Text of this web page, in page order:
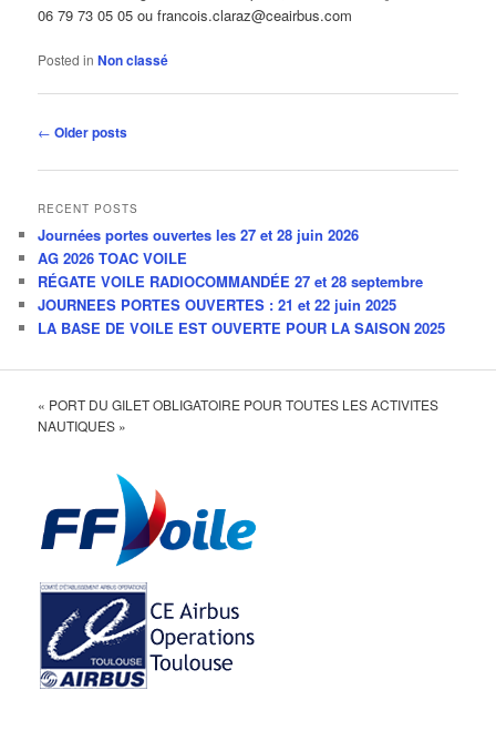
06 79 73 05 05 ou francois.claraz@ceairbus.com
Posted in Non classé
Post
← Older posts
RECENT POSTS
Journées portes ouvertes les 27 et 28 juin 2026
AG 2026 TOAC VOILE
RÉGATE VOILE RADIOCOMMANDÉE 27 et 28 septembre
JOURNEES PORTES OUVERTES : 21 et 22 juin 2025
LA BASE DE VOILE EST OUVERTE POUR LA SAISON 2025
« PORT DU GILET OBLIGATOIRE POUR TOUTES LES ACTIVITES
NAUTIQUES »